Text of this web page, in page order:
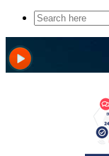
Search
for: